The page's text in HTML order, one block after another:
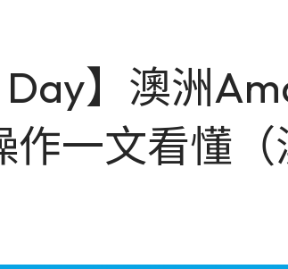
Day】澳洲
一文看懂（